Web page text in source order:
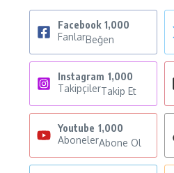
Facebook 1,000
FanlarBeğen
Instagram 1,000
TakipçilerTakip Et
Youtube 1,000
AbonelerAbone Ol